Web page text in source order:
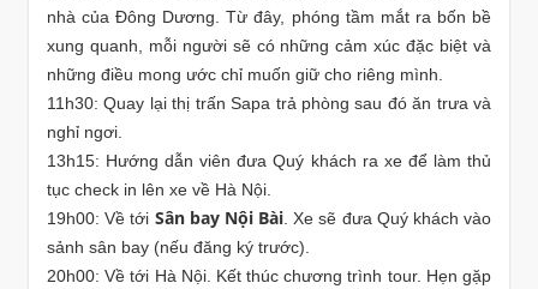
nhà của Đông Dương. Từ đây, phóng tầm mắt ra bốn bề
xung quanh, mỗi người sẽ có những cảm xúc đặc biệt và
những điều mong ước chỉ muốn giữ cho riêng mình.
11h30: Quay lại thị trấn Sapa trả phòng sau đó ăn trưa và
nghỉ ngơi.
13h15: Hướng dẫn viên đưa Quý khách ra xe để làm thủ
tục check in lên xe về Hà Nội.
19h00: Về tới Sân bay Nội Bài . Xe sẽ đưa Quý khách vào
sảnh sân bay (nếu đăng ký trước).
20h00: Về tới Hà Nội. Kết thúc chương trình tour. Hẹn gặp